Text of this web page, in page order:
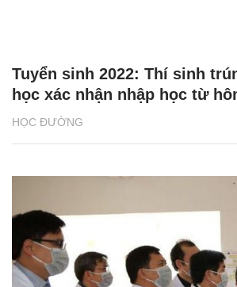
HỌC ĐƯỜNG
Tuyển sinh 2022: Thí sinh
học xác nhận nhập học từ